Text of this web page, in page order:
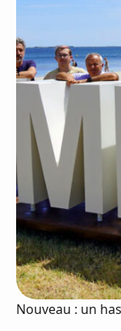
Nouveau : un